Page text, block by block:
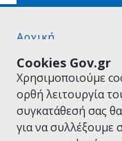
Cookies Gov.gr
Χρησιμοποιούμε
ορθή λειτουργία
συγκατάθεσή σας
για να συλλέξουμε
Αρχική
Όροι Χρήσης
Πολιτική
Δήλωση
Πολιτική cookies
Προτάσεις για το